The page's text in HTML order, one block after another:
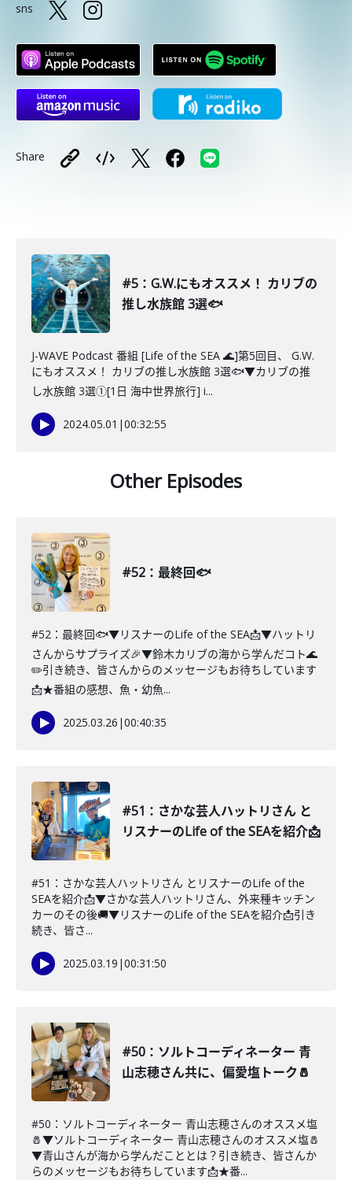
sns
Share
#5：G.W.にもオススメ！ カリブの
推し水族館 3選🐟
J-WAVE Podcast 番組 [Life of the SEA 🌊]第5回目、 G.W.
にもオススメ！ カリブの推し水族館 3選🐟▼カリブの推
し水族館 3選①[1日 海中世界旅行] i...
2024.05.01 |00:32:55
Other Episodes
#52：最終回🐟
#52：最終回🐟▼リスナーのLife of the SEA📩▼ハットリ
さんからサプライズ🎉▼鈴木カリブの海から学んだコト🌊
✏️引き続き、皆さんからのメッセージもお待ちしています
📩★番組の感想、魚・幼魚...
2025.03.26 |00:40:35
#51：さかな芸人ハットリさん と
リスナーのLife of the SEAを紹介📩
#51：さかな芸人ハットリさん とリスナーのLife of the
SEAを紹介📩▼さかな芸人ハットリさん、外来種キッチン
カーのその後🚚▼リスナーのLife of the SEAを紹介📩引き
続き、皆さ...
2025.03.19 |00:31:50
#50：ソルトコーディネーター 青
山志穂さん共に、偏愛塩トーク🧂
#50：ソルトコーディネーター 青山志穂さんのオススメ塩
🧂▼ソルトコーディネーター 青山志穂さんのオススメ塩🧂
▼青山さんが海から学んだこととは？引き続き、皆さんか
らのメッセージもお待ちしています📩★番...